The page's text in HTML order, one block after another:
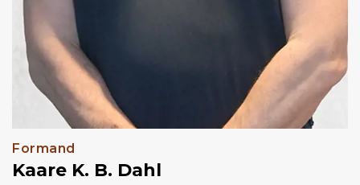
Formand
Kaare K. B. Dahl